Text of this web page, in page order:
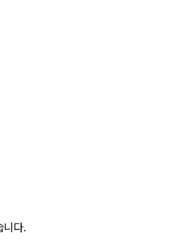
니다.